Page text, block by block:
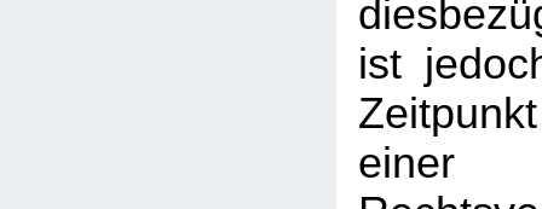
ist
einer